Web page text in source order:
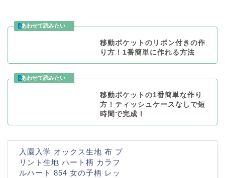
移動ポケットのリボン付きの作
り方！1番簡単に作れる方法
移動ポケットの1番簡単な作り
方！ティッシュケースなしで短
時間で完成！
入園入学 オックス生地 布 プ
リント生地 ハート柄 カラフ
ルハート 854 女の子柄 レッ